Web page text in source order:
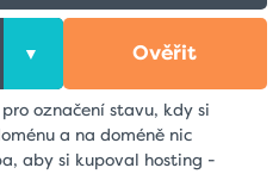
Ověřit
označení stavu, kdy si
a na doméně nic
aby si kupoval hosting -